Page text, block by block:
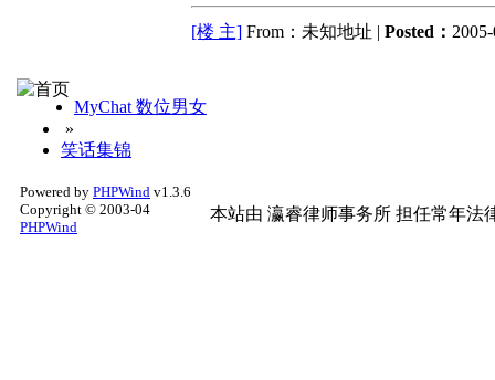
[楼 主] From：未知地址 | Posted：
MyChat 数位男女
»
笑话集锦
Powered by PHPWind v1.3.6
Copyright © 2003-04
PHPWind
本站由 瀛睿律师事务所 担任常年法